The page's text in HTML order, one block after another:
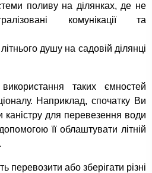
поливу на ділянках, де не
комунікації та
душу на садовій ділянці
таких ємностей
Наприклад, спочатку Ви
каністру для перевезення води
її облаштувати літній
перевозити або зберігати різні